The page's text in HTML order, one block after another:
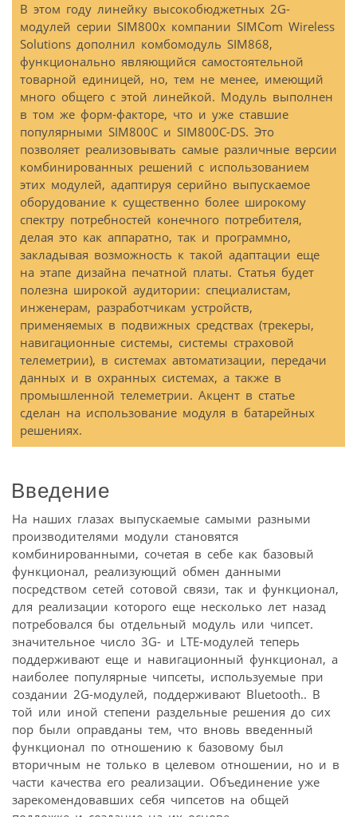
В этом году линейку высокобюджетных 2G-
модулей серии SIM800x компании SIMCom Wireless
Solutions дополнил комбомодуль SIM868,
функционально являющийся самостоятельной
товарной единицей, но, тем не менее, имеющий
много общего с этой линейкой. Модуль выполнен
в том же форм-факторе, что и уже ставшие
популярными SIM800C и SIM800C-DS. Это
позволяет реализовывать самые различные версии
комбинированных решений с использованием
этих модулей, адаптируя серийно выпускаемое
оборудование к существенно более широкому
спектру потребностей конечного потребителя,
делая это как аппаратно, так и программно,
закладывая возможность к такой адаптации еще
на этапе дизайна печатной платы. Статья будет
полезна широкой аудитории: специалистам,
инженерам, разработчикам устройств,
применяемых в подвижных средствах (трекеры,
навигационные системы, системы страховой
телеметрии), в системах автоматизации, передачи
данных и в охранных системах, а также в
промышленной телеметрии. Акцент в статье
сделан на использование модуля в батарейных
решениях.
Введение
На наших глазах выпускаемые самыми разными
производителями модули становятся
комбинированными, сочетая в себе как базовый
функционал, реализующий обмен данными
посредством сетей сотовой связи, так и функционал,
для реализации которого еще несколько лет назад
потребовался бы отдельный модуль или чипсет.
значительное число 3G- и LTE-модулей теперь
поддерживают еще и навигационный функционал, а
наиболее популярные чипсеты, используемые при
создании 2G-модулей, поддерживают Bluetooth.. В
той или иной степени раздельные решения до сих
пор были оправданы тем, что вновь введенный
функционал по отношению к базовому был
вторичным не только в целевом отношении, но и в
части качества его реализации. Объединение уже
зарекомендовавших себя чипсетов на общей